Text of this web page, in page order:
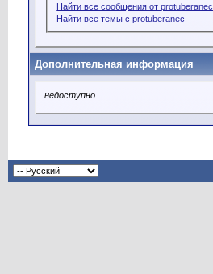
Найти все сообщения от protuberanec
Найти все темы с protuberanec
Дополнительная информация
недоступно